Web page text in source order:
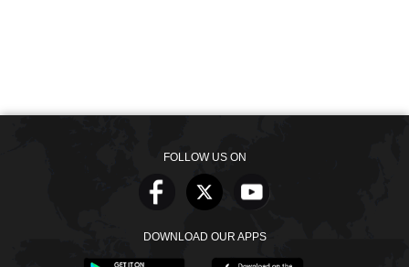
FOLLOW US ON
DOWNLOAD OUR APPS